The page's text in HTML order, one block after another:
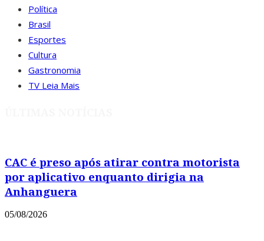
Política
Brasil
Esportes
Cultura
Gastronomia
TV Leia Mais
CAC é preso após atirar contra motorista
por aplicativo enquanto dirigia na
Anhanguera
05/08/2026